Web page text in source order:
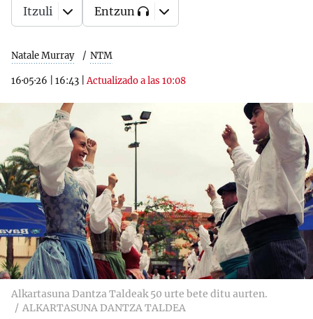
Natale Murray NTM
16·05·26 16:43 |Actualizado a las 10:08
Itzuli Entzun
Alkartasuna Dantza Taldeak 50 urte bete ditu aurten.
ALKARTASUNA DANTZA TALDEA